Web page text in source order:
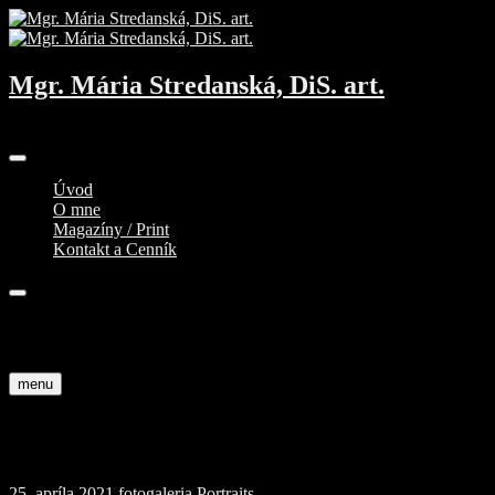
Skip
to
Mgr. Mária Stredanská, DiS. art.
Úvod
O mne
Magazíny / Print
Kontakt a Cenník
menu